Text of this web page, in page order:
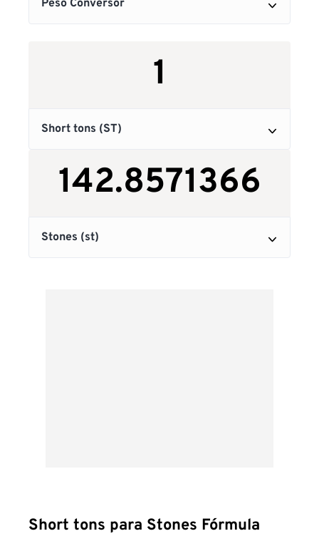
Short tons para Stones Fórmula